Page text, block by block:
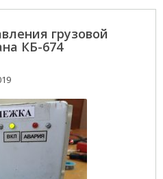
грузовой
КБ-674